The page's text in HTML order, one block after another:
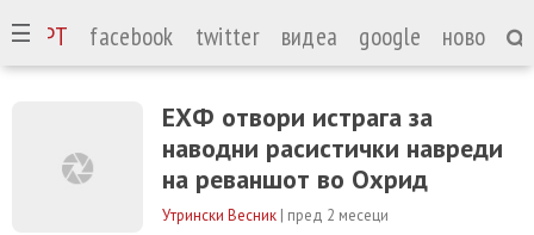
СПОРТ facebook twitter видеа google ново
ЕХФ отвори истрага за
наводни расистички навреди
на реваншот во Охрид
Утрински Весник | пред 2 месеци